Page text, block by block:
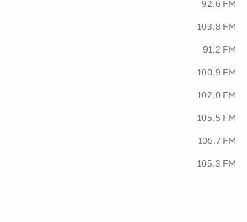
92.6 FM
103.8 FM
91.2 FM
100.9 FM
102.0 FM
105.5 FM
105.7 FM
105.3 FM